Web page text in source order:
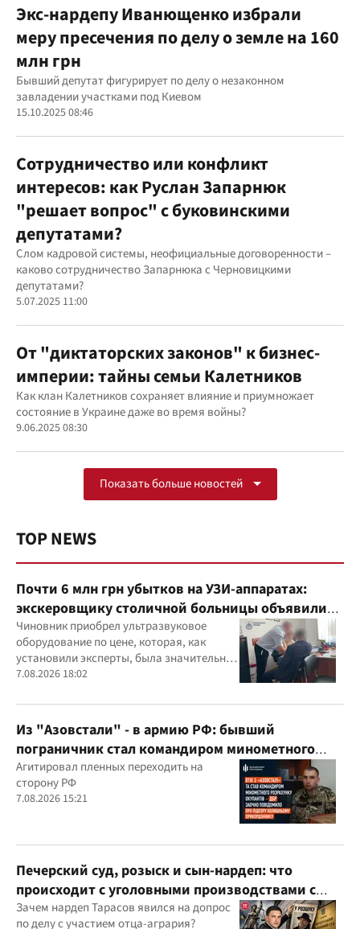
Экс-нардепу Иванющенко избрали
меру пресечения по делу о земле на 160
млн грн
Бывший депутат фигурирует по делу о незаконном
завладении участками под Киевом
15.10.2025 08:46
Сотрудничество или конфликт
интересов: как Руслан Запарнюк
"решает вопрос" с буковинскими
депутатами?
Слом кадровой системы, неофициальные договоренности –
каково сотрудничество Запарнюка с Черновицкими
депутатами?
5.07.2025 11:00
От "диктаторских законов" к бизнес-
империи: тайны семьи Калетников
Как клан Калетников сохраняет влияние и приумножает
состояние в Украине даже во время войны?
9.06.2025 08:30
Показать больше новостей
TOP NEWS
Почти 6 млн грн убытков на УЗИ-аппаратах:
экскеровщику столичной больницы объявили
подозрение
Чиновник приобрел ультразвуковое
оборудование по цене, которая, как
установили эксперты, была значительно
выше рыночной
7.08.2026 18:02
Из "Азовстали" - в армию РФ: бывший
пограничник стал командиром минометного
расчета оккупантов
Агитировал пленных переходить на
сторону РФ
7.08.2026 15:21
Печерский суд, розыск и сын-нардеп: что
происходит с уголовными производствами с
участием агробарона Тарасова?
Зачем нардеп Тарасов явился на допрос
по делу с участием отца-агрария?